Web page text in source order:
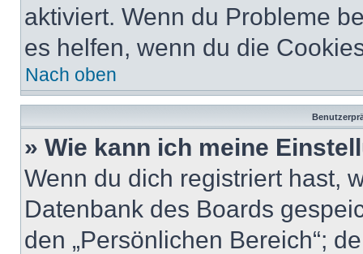
aktiviert. Wenn du Probleme
es helfen, wenn du die
Nach oben
» Wie kann ich meine
Wenn du dich registriert hast,
Datenbank des Boards
den „Persönlichen Bereich“;